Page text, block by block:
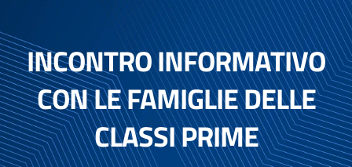
INCONTRO INFORMATIVO
CON LE FAMIGLIE DELLE
CLASSI PRIME